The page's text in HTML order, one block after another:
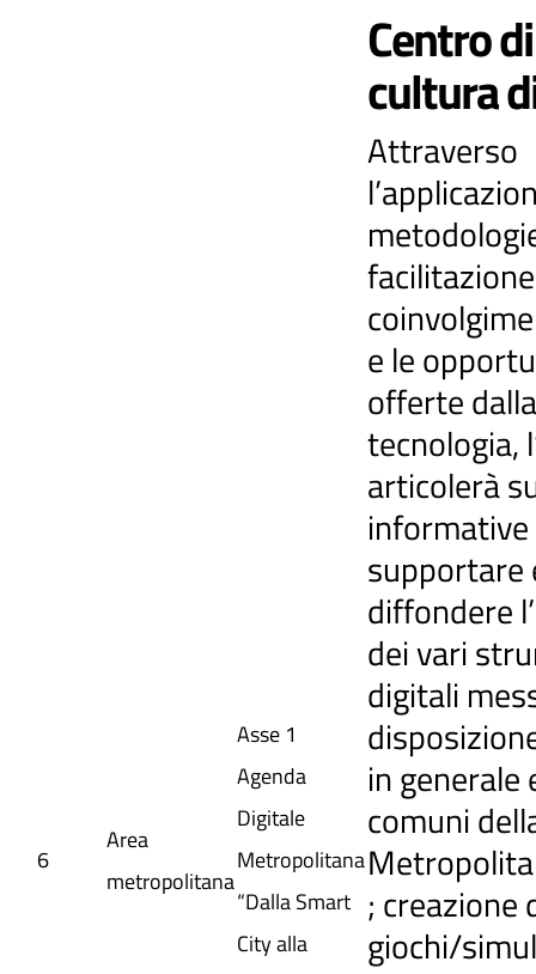
6
Area
metropolitana
Asse 1
Agenda
Digitale
Metropolitana
“Dalla Smart
City alla
Centro di
cultura
​Attraverso
e le
offerte dalla
tecnologia,
articolerà
supportare
diffondere
dei vari
digitali
in generale
comuni
; creazione
giochi/